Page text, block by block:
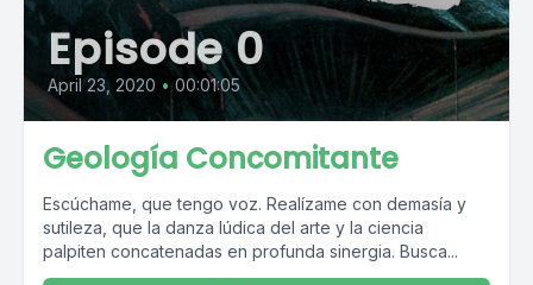
Episode 0
April 23, 2020 • 00:01:05
Geología Concomitante
Escúchame, que tengo voz. Realízame con demasía y
sutileza, que la danza lúdica del arte y la ciencia
palpiten concatenadas en profunda sinergia. Busca...